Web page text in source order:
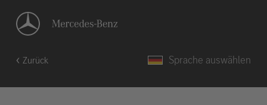
Zurück Sprache auswählen